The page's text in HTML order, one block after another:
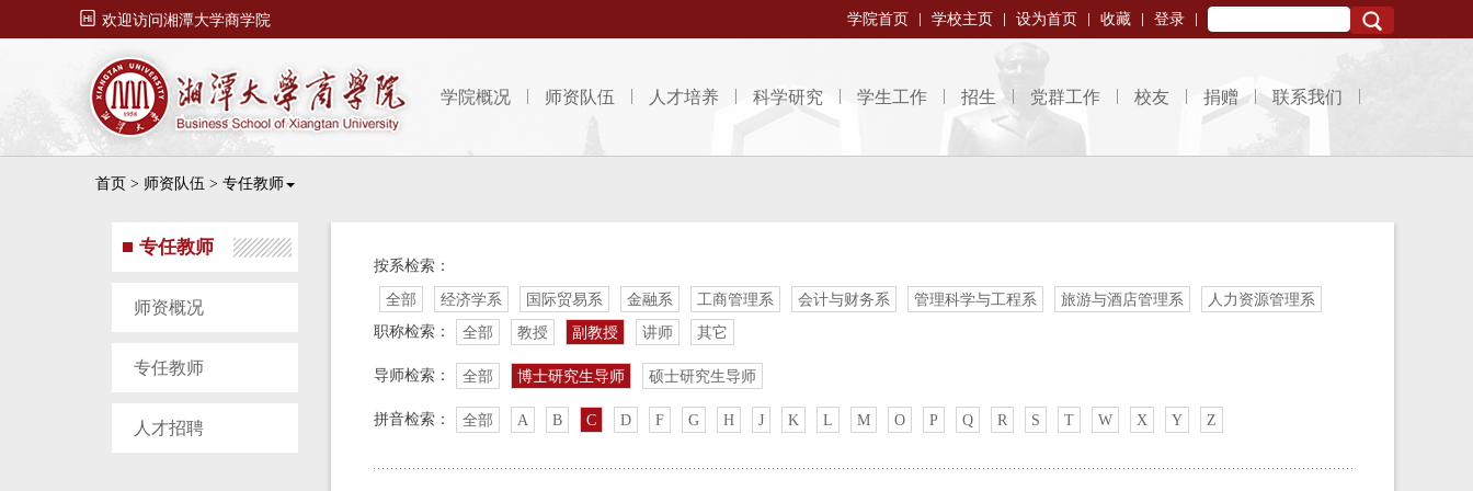
 欢迎访问湘潭大学商学院 学院首页 学校主页 设为首页 收藏 登录
学院概况 师资队伍 人才培养 科学研究 学生工作 招生 党群工作 校友 捐赠 联系我们
首页 > 师资队伍 > 专任教师
专任教师
师资概况
专任教师
人才招聘
按系检索：
全部 经济学系 国际贸易系 金融系 工商管理系 会计与财务系 管理科学与工程系 旅游与酒店管理系
人力资源管理系
职称检索：
全部 教授 副教授 讲师 其它
导师检索： 全部 博士研究生导师 硕士研究生导师
拼音检索： 全部 A B C D F G H J K L M O P Q R S T W X Y Z